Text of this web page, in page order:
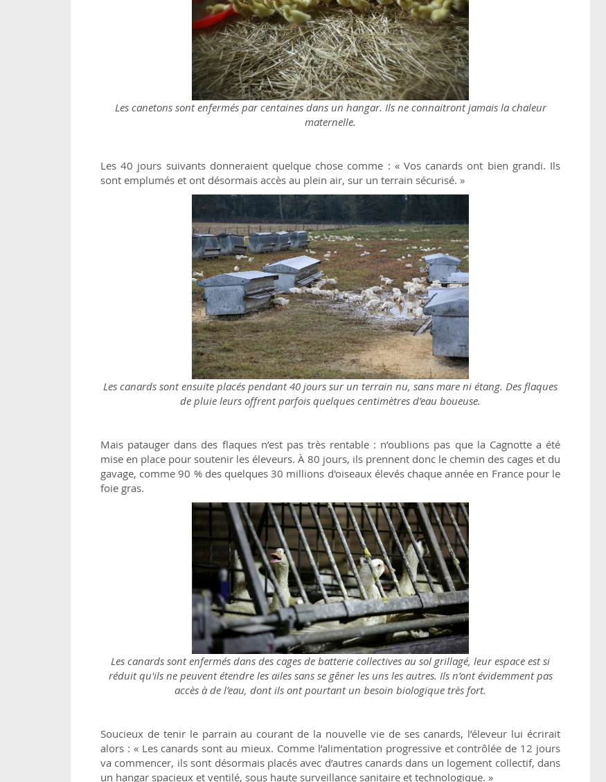
Les canetons sont enfermés par centaines dans un hangar. Ils ne connaitront jamais la chaleur
maternelle.
Les 40 jours suivants donneraient quelque chose comme : « Vos canards ont bien grandi. Ils
sont emplumés et ont désormais accès au plein air, sur un terrain sécurisé. »
Les canards sont ensuite placés pendant 40 jours sur un terrain nu, sans mare ni étang. Des flaques
de pluie leurs offrent parfois quelques centimètres d’eau boueuse.
Mais patauger dans des flaques n’est pas très rentable : n’oublions pas que la Cagnotte a été
mise en place pour soutenir les éleveurs. À 80 jours, ils prennent donc le chemin des cages et du
gavage, comme 90 % des quelques 30 millions d'oiseaux élevés chaque année en France pour le
foie gras.
Les canards sont enfermés dans des cages de batterie collectives au sol grillagé, leur espace est si
réduit qu'ils ne peuvent étendre les ailes sans se gêner les uns les autres. Ils n’ont évidemment pas
accès à de l’eau, dont ils ont pourtant un besoin biologique très fort.
Soucieux de tenir le parrain au courant de la nouvelle vie de ses canards, l’éleveur lui écrirait
alors : « Les canards sont au mieux. Comme l’alimentation progressive et contrôlée de 12 jours
va commencer, ils sont désormais placés avec d’autres canards dans un logement collectif, dans
un hangar spacieux et ventilé, sous haute surveillance sanitaire et technologique. »